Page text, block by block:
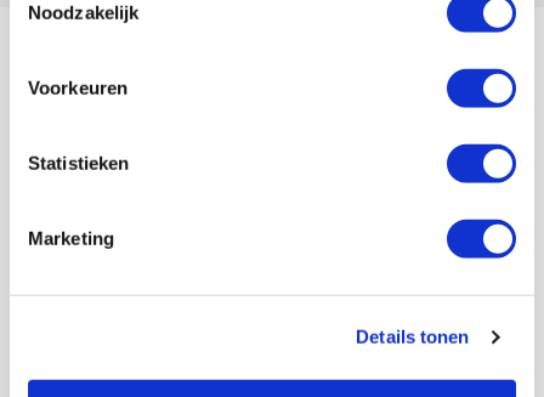
Noodzakelijk
Voorkeuren
Statistieken
Marketing
Details tonen
AGENDA
23
Selectiedag ballenjongens/-meiden
Blogs